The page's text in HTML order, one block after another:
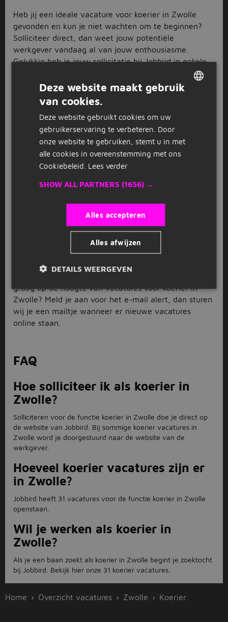
Heb jij een ideale vacature voor koerier in Zwolle
gevonden en kun je niet wachten om te beginnen?
Solliciteer direct, dan weet jouw potentiële
werkgever vandaag al van jouw enthousiasme.
Gelukkig heb je jouw sollicitatie bij Jobbird in enkele
minuten al de deur uit gestuurd. Klik op de solliciteer-
button en wij sturen je door naar de website van de
betreffende koeriersdienst in Zwolle, of van het
uitzendbureau dat over de vacature gaat. Eenmaal op
de pagina waar je kunt solliciteren, spreken de
overige stappen voor zich en klik je binnen no-time op
de verzendknop.
Uitgebreid aanbod bij Jobbird
Heb je de vacatures voor koerier in de buurt van
Raalte. Wie weet welke leuke vacatures
er openstaan in deze plaatsen; perfect voor als je nog
geen geschikte vacature voor koerier in Zwolle hebt
gevonden. Check bovendien ook eens de vacatures
voor gerelateerde functies, zoalschauffeur
bezorger. Behoud een open blik, want soms komen de
leukste banen uit de meest onverwachte hoek. Blijf je
graag op de hoogte van vacatures voor koerier in
Zwolle? Meld je aan voor het e-mail alert, dan sturen
wij je een mailtje wanneer er nieuwe vacatures
online staan.
FAQ
Hoe solliciteer ik als koerier in
Zwolle?
Solliciteren voor de functie koerier in Zwolle doe je direct op
de website van Jobbird. Bij sommige koerier vacatures in
Zwolle word je doorgestuurd naar de website van de
werkgever.
Hoeveel koerier vacatures zijn er
in Zwolle?
Jobbird heeft 31 vacatures voor de functie koerier in Zwolle
openstaan.
Wil je werken als koerier in
Zwolle?
Als je een baan zoekt als koerier in Zwolle begint je zoektocht
bij Jobbird. Bekijk hier onze 31 koerier vacatures.
Home Overzicht vacatures Zwolle Koerier
Deze website maakt gebruik
van cookies.
Deze website gebruikt cookies om uw
gebruikerservaring te verbeteren. Door
onze website te gebruiken, stemt u in met
alle cookies in overeenstemming met ons
Cookiebeleid. Lees verder
SHOW ALL PARTNERS (1656) →
Alles accepteren
Alles afwijzen
DETAILS WEERGEVEN